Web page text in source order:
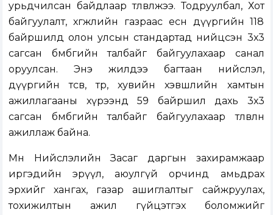
урьдчилсан байдлаар төлөвлөжээ. Тодруулбал, Хот
байгуулалт, хөгжлийн газраас есөн дүүргийн 118
байршилд олон улсын стандартад нийцсэн 3х3
сагсан бөмбөгийн талбайг байгуулахаар санал
оруулсан. Энэ жилдээ багтаан нийслэл,
дүүргийн төсөв, төр, хувийн хэвшлийн хамтын
ажиллагааны хүрээнд 59 байршил дахь 3х3
сагсан бөмбөгийн талбайг байгуулахаар төлөвлөн
ажиллаж байна.
Мөн Нийслэлийн Засаг даргын захирамжаар
иргэдийн эрүүл, аюулгүй орчинд амьдрах
эрхийг хангах, газар ашиглалтыг сайжруулах,
тохижилтын ажил гүйцэтгэх боломжийг